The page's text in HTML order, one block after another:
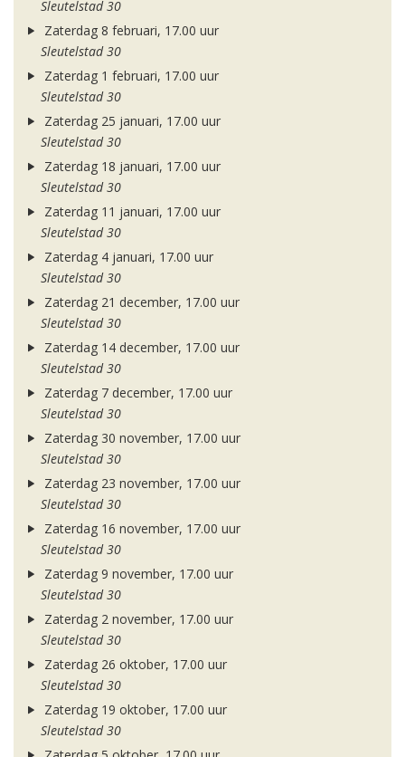
Sleutelstad 30
Zaterdag 8 februari, 17.00 uur
Sleutelstad 30
Zaterdag 1 februari, 17.00 uur
Sleutelstad 30
Zaterdag 25 januari, 17.00 uur
Sleutelstad 30
Zaterdag 18 januari, 17.00 uur
Sleutelstad 30
Zaterdag 11 januari, 17.00 uur
Sleutelstad 30
Zaterdag 4 januari, 17.00 uur
Sleutelstad 30
Zaterdag 21 december, 17.00 uur
Sleutelstad 30
Zaterdag 14 december, 17.00 uur
Sleutelstad 30
Zaterdag 7 december, 17.00 uur
Sleutelstad 30
Zaterdag 30 november, 17.00 uur
Sleutelstad 30
Zaterdag 23 november, 17.00 uur
Sleutelstad 30
Zaterdag 16 november, 17.00 uur
Sleutelstad 30
Zaterdag 9 november, 17.00 uur
Sleutelstad 30
Zaterdag 2 november, 17.00 uur
Sleutelstad 30
Zaterdag 26 oktober, 17.00 uur
Sleutelstad 30
Zaterdag 19 oktober, 17.00 uur
Sleutelstad 30